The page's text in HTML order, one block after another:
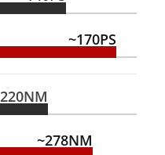
~170PS
220NM
~278NM